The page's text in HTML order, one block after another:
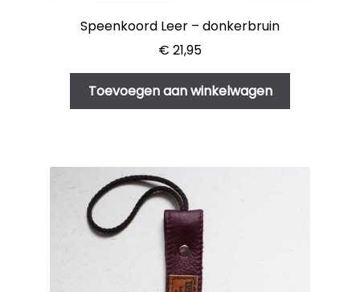
Speenkoord Leer – donkerbruin
€ 21,95
Toevoegen aan winkelwagen